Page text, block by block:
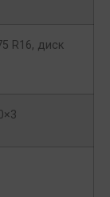
R16, диск